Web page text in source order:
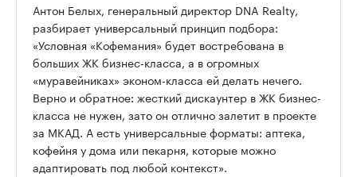
Антон Белых, генеральный директор DNA Realty,
разбирает универсальный принцип подбора:
«Условная «Кофемания» будет востребована в
больших ЖК бизнес-класса, а в огромных
«муравейниках» эконом-класса ей делать нечего.
Верно и обратное: жесткий дискаунтер в ЖК бизнес-
класса не нужен, зато он отлично залетит в проекте
за МКАД. А есть универсальные форматы: аптека,
кофейня у дома или пекарня, которые можно
адаптировать под любой контекст».